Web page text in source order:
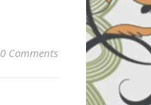
0 Comments